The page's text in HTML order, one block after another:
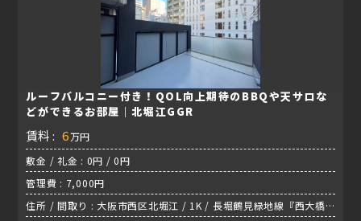
ルーフバルコニー付き！QOL向上期待のBBQや天サロな
どができるお部屋｜北堀江GGR
賃料 : 6万円
敷金 / 礼金 : 0円 / 0円
管理費 : 7,000円
住所 / 間取り : 大阪市西区北堀江 / 1K / 長堀鶴見緑地線『西大橋